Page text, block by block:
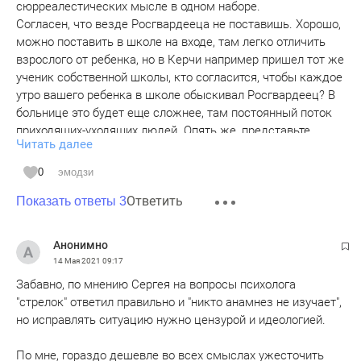
сюрреалестических мысле в одном наборе.
Согласен, что везде Росгвардееца не поставишь. Хорошо,
можно поставить в школе на входе, там легко отличить
взрослого от ребенка, но в Керчи например пришел тот же
ученик собственной школы, кто согласится, чтобы каждое
утро вашего ребенка в школе обыскивал Росгвардеец? В
больнице это будет еще сложнее, там постоянный поток
приходящих-уходящих людей. Опять же, представьте
подерутся на перемене два школьника, одно дело, что их
будет разнимать вахтер просто взрослый дядька, или это
будет бугай в бронежилете и со стволом? У нас и так в
стране силовиков боятся, вы представляете, что у детей с
И да, если внутрь школы или детсада преступник не
зайдет, кто ему помешает совершить преступление за
Поставили у нас рамки на входе в аэропорт, ну и что?
Видели эти очереди на входе? Нужно ли теперь заходить
на территорию?
Читать далее
0 эмодзи
Показать ответы 3Ответить
Анонимно
14 Мая 2021 09:17
Забавно, по мнению Сергея на вопросы психолога
"стрелок" ответил правильно и "никто анамнез не изучает",
но исправлять ситуацию нужно цензурой и идеологией.
По мне, гораздо дешевле во всех смыслах ужесточить